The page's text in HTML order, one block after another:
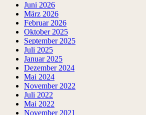
Juni 2026
März 2026
Februar 2026
Oktober 2025
September 2025
Juli 2025
Januar 2025
Dezember 2024
Mai 2024
November 2022
Juli 2022
Mai 2022
November 2021